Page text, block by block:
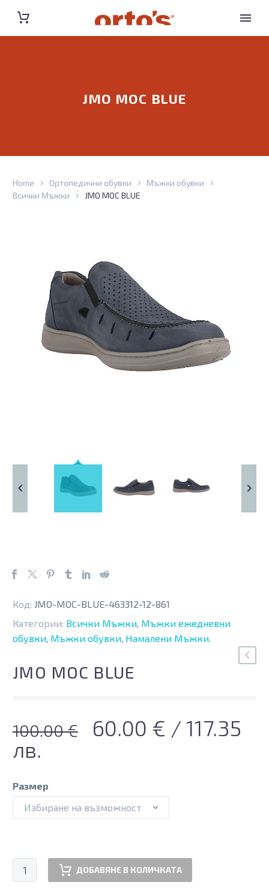
JMO MOC BLUE
Home Ортопедични обувки
Мъжки обувки
Всички Мъжки
JMO MOC BLUE
Код: JMO-MOC-BLUE-463312-12-861
Категории: Всички Мъжки, Мъжки ежедневни
обувки, Мъжки обувки, Намалени Мъжки.
JMO MOC BLUE
100.00€
Original
100.00 €.
60.00 € Текущата
60.00 €.
/ 117.35
лв.
Размер
Избиране на възможност
количество
за
ДОБАВЯНЕ В КОЛИЧКАТА